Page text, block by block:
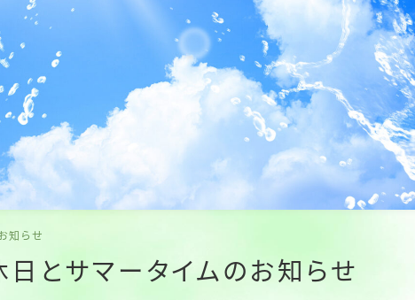
知らせ
とサマータイムのお知らせ